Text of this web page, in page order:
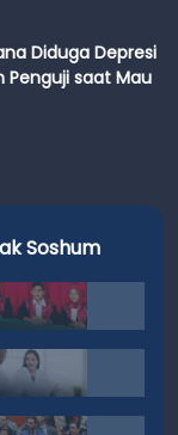
Diduga Depresi
Penguji saat Mau
Soshum